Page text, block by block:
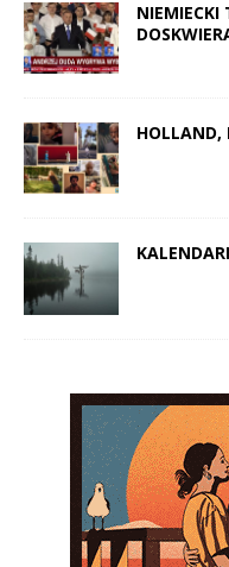
NIEMIECKI
HOLLAND,